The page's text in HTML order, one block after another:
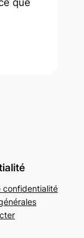
confidentialité